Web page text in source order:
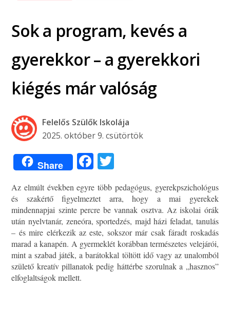
Sok a program, kevés a
gyerekkor – a gyerekkori
kiégés már valóság
Felelős Szülők Iskolája
2025. október 9. csütörtök
Share Facebook
Az elmúlt években egyre több pedagógus, gyerekpszichológus
és szakértő figyelmeztet arra, hogy a mai gyerekek
mindennapjai szinte percre be vannak osztva. Az iskolai órák
után nyelvtanár, zeneóra, sportedzés, majd házi feladat, tanulás
– és mire elérkezik az este, sokszor már csak fáradt roskadás
marad a kanapén. A gyermeklét korábban természetes velejárói,
mint a szabad játék, a barátokkal töltött idő vagy az unalomból
születő kreatív pillanatok pedig háttérbe szorulnak a „hasznos”
elfoglaltságok mellett.